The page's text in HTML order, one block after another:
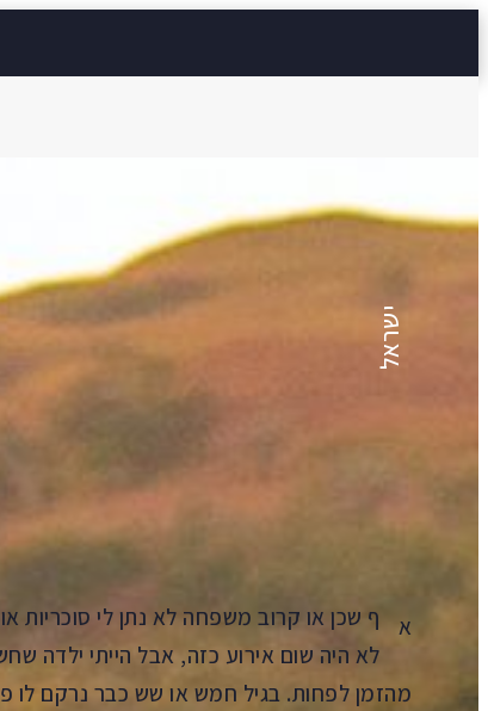
ישראל
ריקי כהן
פרה עיוורת
קראו
א
ף שכן או קרוב משפחה לא נתן לי סוכריות
לא היה שום אירוע כזה, אבל הייתי ילדה
מהזמן לפחות. בגיל חמש או שש כבר נרקם לו